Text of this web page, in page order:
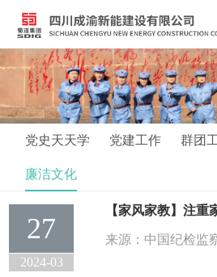
党史天天学 党建工作 群团
廉洁文化
27
2024-03
【家风家教】注
来源：中国纪检监